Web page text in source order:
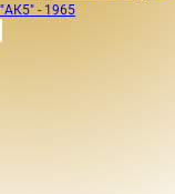
"АК5" - 1965